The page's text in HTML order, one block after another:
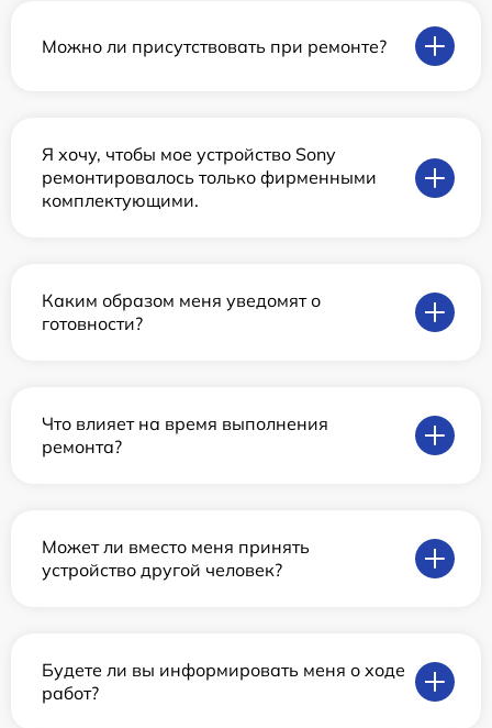
Можно ли присутствовать при ремонте?
Я хочу, чтобы мое устройство Sony
ремонтировалось только фирменными
комплектующими.
Каким образом меня уведомят о
готовности?
Что влияет на время выполнения
ремонта?
Может ли вместо меня принять
устройство другой человек?
Будете ли вы информировать меня о ходе
работ?